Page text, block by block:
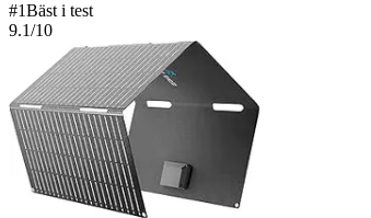
#1Bäst i test
9.1/10